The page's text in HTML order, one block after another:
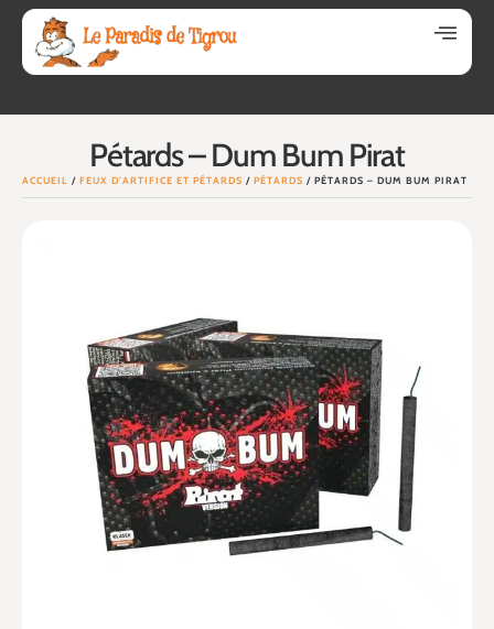
Pétards – Dum Bum Pirat
ACCUEIL / FEUX D'ARTIFICE ET PÉTARDS / PÉTARDS / PÉTARDS – DUM BUM PIRAT